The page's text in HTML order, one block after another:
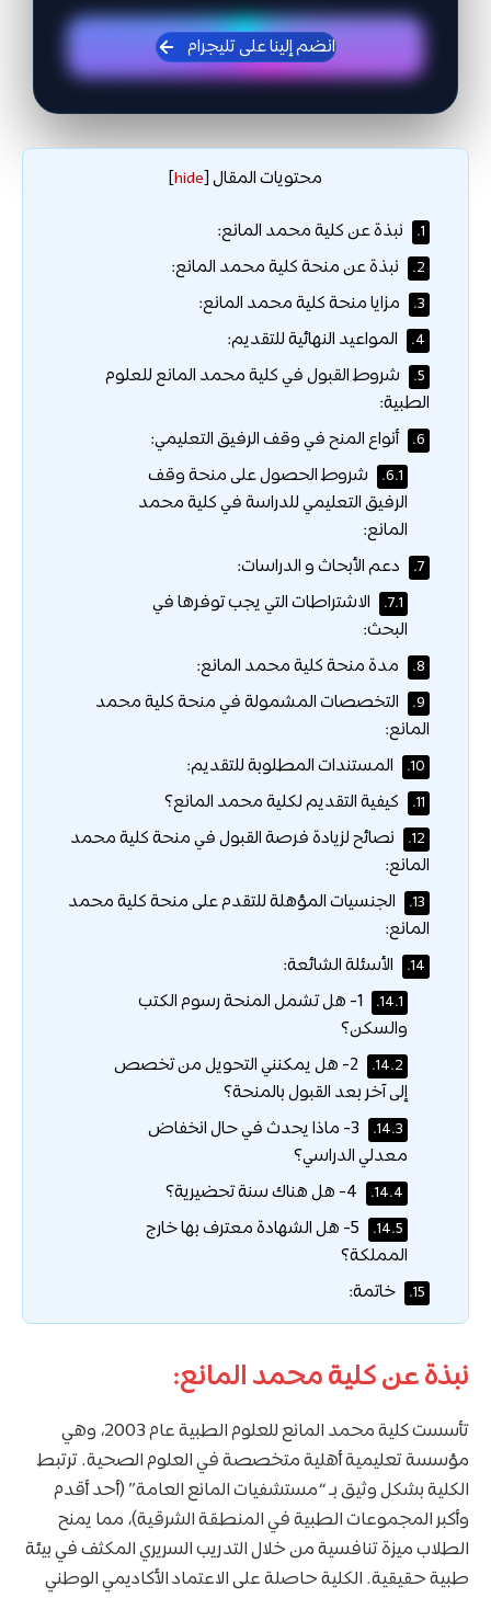
انضم إلينا على تليجرام
محتويات المقال [
hide
]
1. نبذة عن كلية محمد المانع:
2. نبذة عن منحة كلية محمد المانع:
3. مزايا منحة كلية محمد المانع:
4. المواعيد النهائية للتقديم:
5.
شروط القبول في كلية محمد المانع للعلوم
الطبية:
6. أنواع المنح في وقف الرفيق التعليمي:
6.1.
شروط الحصول على منحة وقف
الرفيق التعليمي للدراسة في كلية محمد
المانع:
7. دعم الأبحاث و الدراسات:
7.1.
الاشتراطات التي يجب توفرها في
البحث:
8. مدة منحة كلية محمد المانع:
9.
التخصصات المشمولة في منحة كلية محمد
المانع:
10. المستندات المطلوبة للتقديم:
11. كيفية التقديم لكلية محمد المانع؟
12.
نصائح لزيادة فرصة القبول في منحة كلية محمد
المانع:
13.
الجنسيات المؤهلة للتقدم على منحة كلية محمد
المانع:
14. الأسئلة الشائعة:
14.1.
1- هل تشمل المنحة رسوم الكتب
والسكن؟
14.2.
2- هل يمكنني التحويل من تخصص
إلى آخر بعد القبول بالمنحة؟
14.3.
3- ماذا يحدث في حال انخفاض
معدلي الدراسي؟
14.4.
14.5.
5- هل الشهادة معترف بها خارج
المملكة؟
15. خاتمة:
نبذة عن كلية محمد المانع:
تأسست كلية محمد المانع للعلوم الطبية عام 2003، وهي
مؤسسة تعليمية أهلية متخصصة في العلوم الصحية. ترتبط
الكلية بشكل وثيق بـ “مستشفيات المانع العامة” (أحد أقدم
وأكبر المجموعات الطبية في المنطقة الشرقية)، مما يمنح
الطلاب ميزة تنافسية من خلال التدريب السريري المكثف في بيئة
طبية حقيقية. الكلية حاصلة على الاعتماد الأكاديمي الوطني